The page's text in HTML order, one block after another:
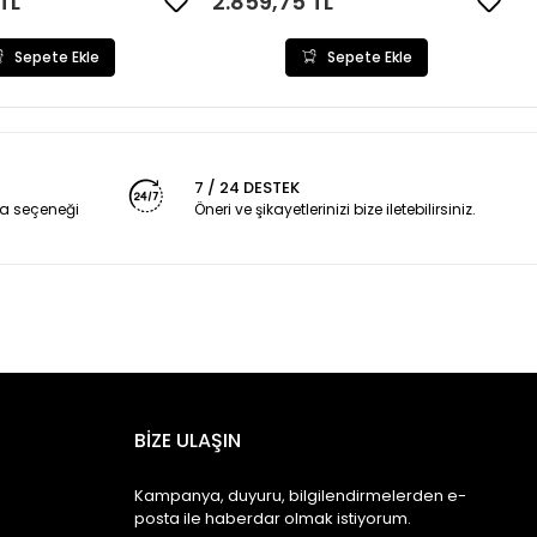
Sepete Ekle Sepete Ekle
seçeneği
7 / 24 DESTEK
Öneri ve şikayetlerinizi bize iletebilirsiniz.
BİZE ULAŞIN
Kampanya, duyuru, bilgilendirmelerden e-
posta ile haberdar olmak istiyorum.